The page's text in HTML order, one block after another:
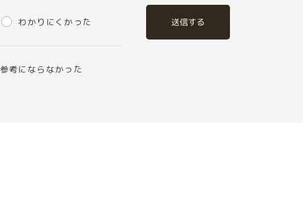
わかりにくかった
参考にならなかった
送信する